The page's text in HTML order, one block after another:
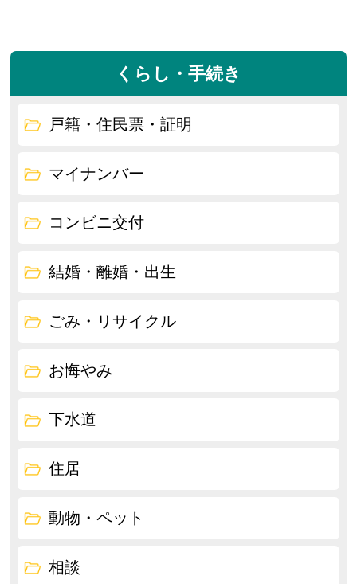
くらし・手続き
戸籍・住民票・証明
マイナンバー
コンビニ交付
結婚・離婚・出生
ごみ・リサイクル
お悔やみ
下水道
住居
動物・ペット
相談